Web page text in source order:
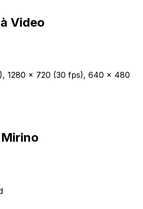
Video
1280 x 720 (30 fps), 640 x 480